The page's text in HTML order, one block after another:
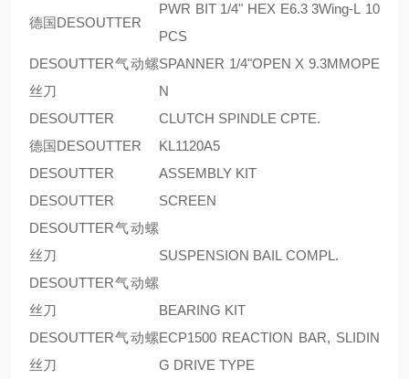
德国DESOUTTER
PWR BIT 1/4" HEX E6.3 3Wing-L 10
PCS
DESOUTTER气动螺
丝刀
SPANNER 1/4"OPEN X 9.3MMOPE
N
DESOUTTER
CLUTCH SPINDLE CPTE.
德国DESOUTTER
KL1120A5
DESOUTTER
ASSEMBLY KIT
DESOUTTER
SCREEN
DESOUTTER气动螺
丝刀
SUSPENSION BAIL COMPL.
DESOUTTER气动螺
丝刀
BEARING KIT
DESOUTTER气动螺
丝刀
ECP1500 REACTION BAR, SLIDIN
G DRIVE TYPE